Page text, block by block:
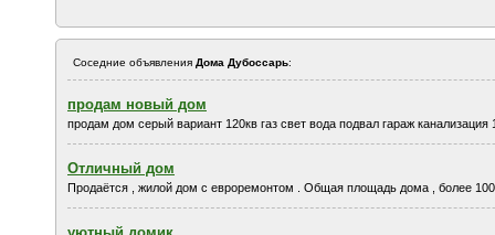
Соседние объявления Дома Дубоссарь:
продам новый дом
продам дом серый вариант 120кв газ свет вода подвал гараж канализация
Отличный дом
Продаётся , жилой дом с евроремонтом . Общая площадь дома , более